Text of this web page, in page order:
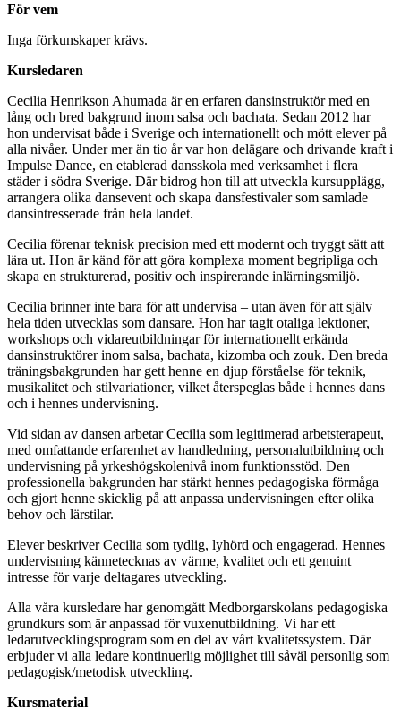
För vem
Inga förkunskaper krävs.
Kursledaren
Cecilia Henrikson Ahumada är en erfaren dansinstruktör med en
lång och bred bakgrund inom salsa och bachata. Sedan 2012 har
hon undervisat både i Sverige och internationellt och mött elever på
alla nivåer. Under mer än tio år var hon delägare och drivande kraft i
Impulse Dance, en etablerad dansskola med verksamhet i flera
städer i södra Sverige. Där bidrog hon till att utveckla kursupplägg,
arrangera olika dansevent och skapa dansfestivaler som samlade
dansintresserade från hela landet.
Cecilia förenar teknisk precision med ett modernt och tryggt sätt att
lära ut. Hon är känd för att göra komplexa moment begripliga och
skapa en strukturerad, positiv och inspirerande inlärningsmiljö.
Cecilia brinner inte bara för att undervisa – utan även för att själv
hela tiden utvecklas som dansare. Hon har tagit otaliga lektioner,
workshops och vidareutbildningar för internationellt erkända
dansinstruktörer inom salsa, bachata, kizomba och zouk. Den breda
träningsbakgrunden har gett henne en djup förståelse för teknik,
musikalitet och stilvariationer, vilket återspeglas både i hennes dans
och i hennes undervisning.
Vid sidan av dansen arbetar Cecilia som legitimerad arbetsterapeut,
med omfattande erfarenhet av handledning, personalutbildning och
undervisning på yrkeshögskolenivå inom funktionsstöd. Den
professionella bakgrunden har stärkt hennes pedagogiska förmåga
och gjort henne skicklig på att anpassa undervisningen efter olika
behov och lärstilar.
Elever beskriver Cecilia som tydlig, lyhörd och engagerad. Hennes
undervisning kännetecknas av värme, kvalitet och ett genuint
intresse för varje deltagares utveckling.
Alla våra kursledare har genomgått Medborgarskolans pedagogiska
grundkurs som är anpassad för vuxenutbildning. Vi har ett
ledarutvecklingsprogram som en del av vårt kvalitetssystem. Där
erbjuder vi alla ledare kontinuerlig möjlighet till såväl personlig som
pedagogisk/metodisk utveckling.
Kursmaterial